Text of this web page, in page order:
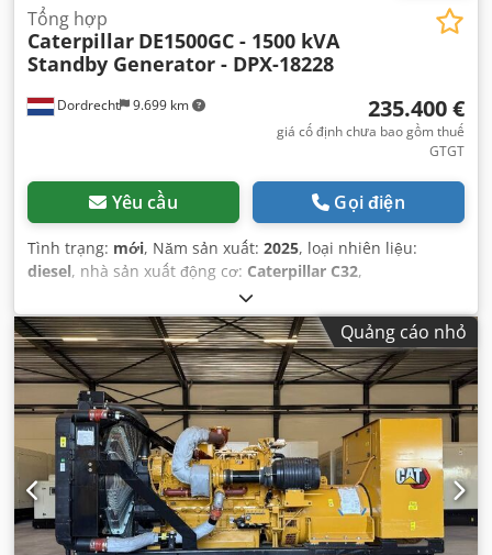
Dordrecht 9.699 km
Tổng hợp
Caterpillar DE1500GC - 1500 kVA
Standby Generator - DPX-18228
235.400 €
giá cố định chưa bao gồm thuế
GTGT
Yêu cầu Gọi điện
Tình trạng: mới, Năm sản xuất: 2025, loại nhiên liệu:
diesel, nhà sản xuất động cơ: Caterpillar C32,
Quảng cáo nhỏ